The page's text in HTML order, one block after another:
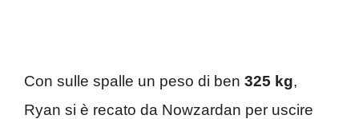
Con sulle spalle un peso di ben 325 kg,
Ryan si è recato da Nowzardan per uscire